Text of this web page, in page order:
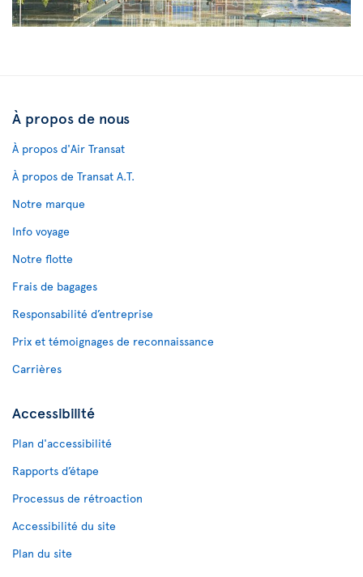
À propos de nous
À propos d'Air Transat
À propos de Transat A.T.
Notre marque
Info voyage
Notre flotte
Frais de bagages
Responsabilité d’entreprise
Prix et témoignages de reconnaissance
Carrières
Accessibilité
Plan d'accessibilité
Rapports d’étape
Processus de rétroaction
Accessibilité du site
Plan du site